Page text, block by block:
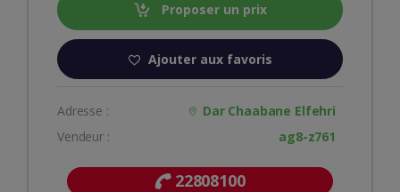
Proposer un prix
Ajouter aux favoris
Adresse :
Dar Chaabane Elfehri
Vendeur :
ag8-z761
22808100